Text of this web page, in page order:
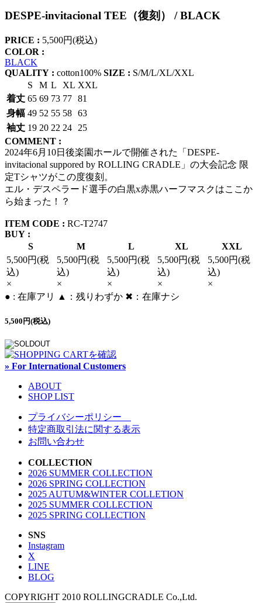
DESPE-invitacional TEE（復刻） / BLACK
PRICE : 5,500円(税込)
COLOR :
BLACK
QUALITY : cotton100% SIZE : S/M/L/XL/XXL
S
M L XL XXL
着丈 65 69 73 77 81
身幅 49 52 55 58 63
袖丈 19 20 22 24
25
COMMENT :
2024年6月10日後楽園ホールで開催された「DESPE-
invitacional suppored by ROLLING CRADLE」の大会記念 限
定Tシャツがこの度復刻。
エル・デスペラード選手の白黒x赤黒ハーフマスクはここか
ら始まった！？
ITEM CODE : RC-T2747
BUY :
S
M L XL
XXL
5,500円(税
込)
×
5,500円(税
込)
×
5,500円(税
込)
×
5,500円(税
込)
×
5,500円(税
込)
×
● : 在庫アリ ▲：残りわずか ✖︎：在庫ナシ
5,500円(税込)
» For International Customers
ABOUT
SHOP LIST
プライバシーポリシー
特定商取引法に関する表示
お問い合わせ
COLLECTION
2026 SUMMER COLLECTION
2026 SPRING COLLECTION
2025 AUTUM&WINTER COLLETION
2025 SUMMER COLLECTION
2025 SPRING COLLECTION
SNS
Instagram
X
LINE
BLOG
COPYRIGHT 2010 ROLLINGCRADLE Co.,Ltd.